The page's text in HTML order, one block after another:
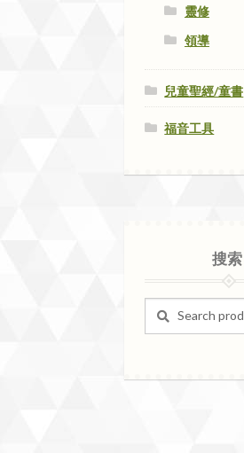
靈修
領導
兒童聖經/童書
福音工具
搜索